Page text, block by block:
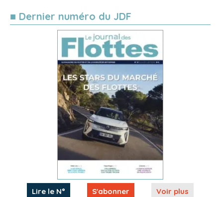
■ Dernier numéro du JDF
Lire le N° S'abonner Voir plus